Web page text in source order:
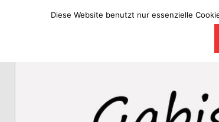
Diese Website benutzt nur essenzielle